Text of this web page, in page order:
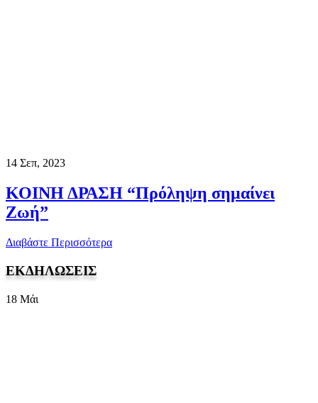
14 Σεπ, 2023
ΚΟΙΝΗ ΔΡΑΣΗ “Πρόληψη σημαίνει
Ζωή”
Διαβάστε Περισσότερα
ΕΚΔΗΛΩΣΕΙΣ
18 Μάι